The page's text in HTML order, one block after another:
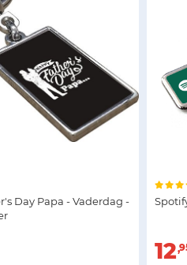
Day Papa - Vaderdag -
12